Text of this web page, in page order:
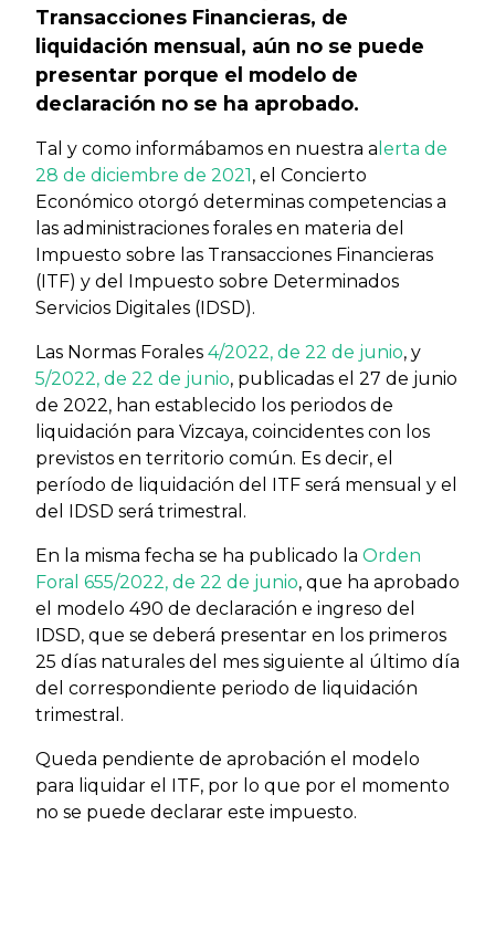
Transacciones Financieras, de
liquidación mensual, aún no se puede
presentar porque el modelo de
declaración no se ha aprobado.
Tal y como informábamos en nuestra a lerta de
28 de diciembre de 2021, el Concierto
Económico otorgó determinas competencias a
las administraciones forales en materia del
Impuesto sobre las Transacciones Financieras
(ITF) y del Impuesto sobre Determinados
Servicios Digitales (IDSD).
Las Normas Forales 4/2022, de 22 de junio, y
5/2022, de 22 de junio, publicadas el 27 de junio
de 2022, han establecido los periodos de
liquidación para Vizcaya, coincidentes con los
previstos en territorio común. Es decir, el
período de liquidación del ITF será mensual y el
del IDSD será trimestral.
En la misma fecha se ha publicado la Orden
Foral 655/2022, de 22 de junio, que ha aprobado
el modelo 490 de declaración e ingreso del
IDSD, que se deberá presentar en los primeros
25 días naturales del mes siguiente al último día
del correspondiente periodo de liquidación
trimestral.
Queda pendiente de aprobación el modelo
para liquidar el ITF, por lo que por el momento
no se puede declarar este impuesto.